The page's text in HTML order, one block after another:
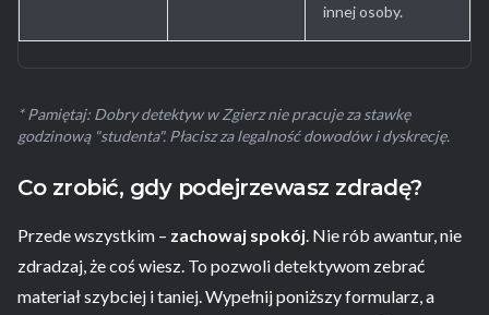
innej osoby.
* Pamiętaj: Dobry detektyw w Zgierz nie pracuje za stawkę
godzinową "studenta". Płacisz za legalność dowodów i dyskrecję.
Co zrobić, gdy podejrzewasz zdradę?
Przede wszystkim – zachowaj spokój. Nie rób awantur, nie
zdradzaj, że coś wiesz. To pozwoli detektywom zebrać
materiał szybciej i taniej. Wypełnij poniższy formularz, a